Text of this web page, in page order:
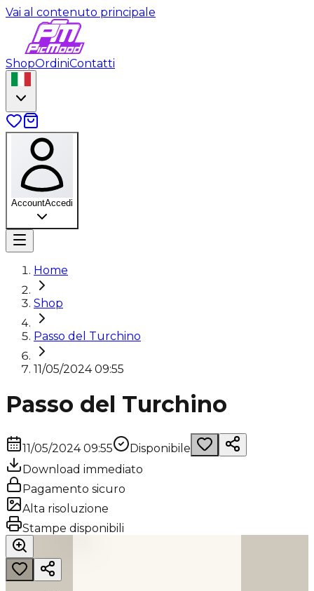
Vai al contenuto principale
ShopOrdiniContatti
AccountAccedi
Home
Shop
Passo del Turchino
11/05/2024 09:55
Passo del Turchino
11/05/2024 09:55
Disponibile
Download immediato
Pagamento sicuro
Alta risoluzione
Stampe disponibili